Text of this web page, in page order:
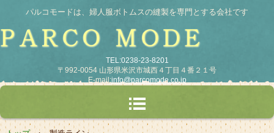
パルコモードは、婦人服ボトムスの縫製を専門とする会社です
TEL:0238-23-8201
〒992-0054 山形県米沢市城西４丁目４番２１号
E-mail:info@parcomode.co.jp